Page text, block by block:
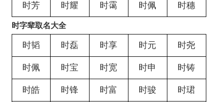
时芳 时耀 时霭 时佩 时穗
时字辈取名大全
时韬 时磊 时享 时元 时尧
时佩 时宝 时宽 时申 时铸
时皓 时锋 时富 时骏 时珺